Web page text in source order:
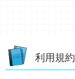
利用規約